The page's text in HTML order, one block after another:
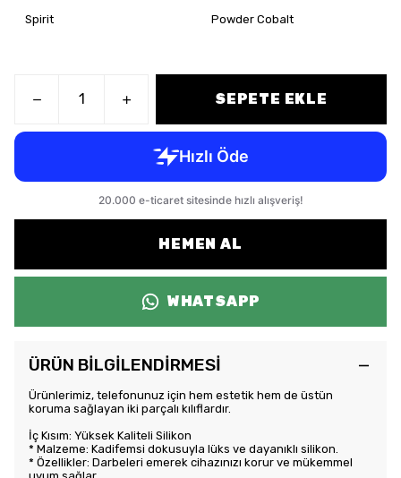
Spirit Powder Cobalt
SEPETE EKLE
HEMEN AL
WHATSAPP
ÜRÜN BİLGİLENDİRMESİ
Ürünlerimiz, telefonunuz için hem estetik hem de üstün
koruma sağlayan iki parçalı kılıflardır.
İç Kısım: Yüksek Kaliteli Silikon
* Malzeme: Kadifemsi dokusuyla lüks ve dayanıklı silikon.
* Özellikler: Darbeleri emerek cihazınızı korur ve mükemmel